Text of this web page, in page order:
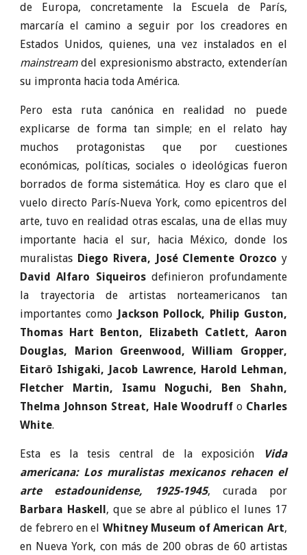
de Europa, concretamente la Escuela de París,
marcaría el camino a seguir por los creadores en
Estados Unidos, quienes, una vez instalados en el
mainstreamdel expresionismo abstracto, extenderían
su impronta hacia toda América.
Pero esta ruta canónica en realidad no puede
explicarse de forma tan simple; en el relato hay
muchos protagonistas que por cuestiones
económicas, políticas, sociales o ideológicas fueron
borrados de forma sistemática. Hoy es claro que el
vuelo directo París-Nueva York, como epicentros del
arte, tuvo en realidad otras escalas, una de ellas muy
importante hacia el sur, hacia México, donde los
muralistas Diego Rivera, José Clemente Orozco y
David Alfaro Siqueiros definieron profundamente
la trayectoria de artistas norteamericanos tan
importantes como Jackson Pollock, Philip Guston,
Thomas Hart Benton, Elizabeth Catlett, Aaron
Douglas, Marion Greenwood, William Gropper,
Eitarō Ishigaki, Jacob Lawrence, Harold Lehman,
Fletcher Martin, Isamu Noguchi, Ben Shahn,
Thelma Johnson Streat, Hale Woodruff oCharles
White.
Esta es la tesis central de la exposición
Vida
americana: Los muralistas mexicanos rehacen el
arte estadounidense, 1925-1945, curada por
Barbara Haskell, que se abre al público el lunes 17
de febrero en el Whitney Museum of American Art,
en Nueva York, con más de 200 obras de 60 artistas